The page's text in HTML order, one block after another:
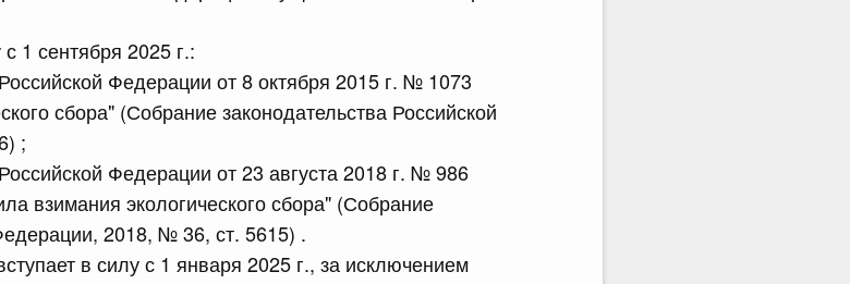
1 сентября 2025 г.:
Федерации от 8 октября 2015 г. № 1073
сбора" (Собрание законодательства Российской
;
Федерации от 23 августа 2018 г. № 986
взимания экологического сбора" (Собрание
2018, № 36, ст. 5615) .
в силу с 1 января 2025 г., за исключением
от 18.07.2026 г. № 908
службы войск
органа), предоставившей
о заключении договора на
от 18.07.2026 г. № 910
Федерации
1